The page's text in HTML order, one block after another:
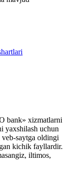
bank» xizmatlarni
yaxshilash uchun
saytga oldingi
kichik fayllardir.
iltimos,